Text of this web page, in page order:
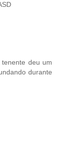
deu um
durante